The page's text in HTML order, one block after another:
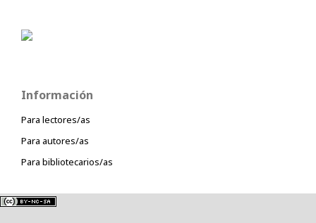
Información
Para lectores/as
Para autores/as
Para bibliotecarios/as